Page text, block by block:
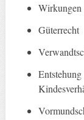
Wirkungen
Güterrecht